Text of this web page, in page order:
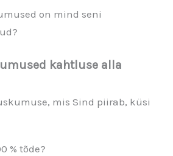
on mind seni
kahtluse alla
mis Sind piirab, küsi
% tõde?